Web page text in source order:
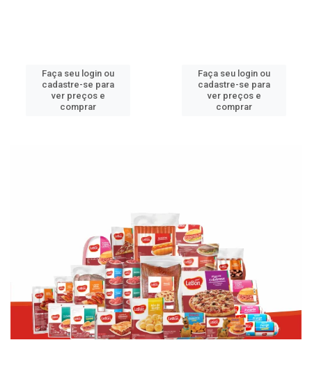
Faça seu login ou
cadastre-se para
ver preços e
comprar
Faça seu login ou
cadastre-se para
ver preços e
comprar